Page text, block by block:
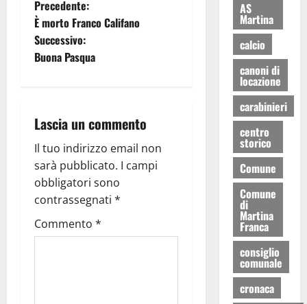
Precedente:
È morto Franco Califano
Successivo:
Buona Pasqua
Lascia un commento
Il tuo indirizzo email non
sarà pubblicato. I campi
obbligatori sono
contrassegnati *
Commento *
AS
Martina
calcio
canoni di
locazione
carabinieri
centro
storico
Comune
Comune
di
Martina
Franca
consiglio
comunale
cronaca